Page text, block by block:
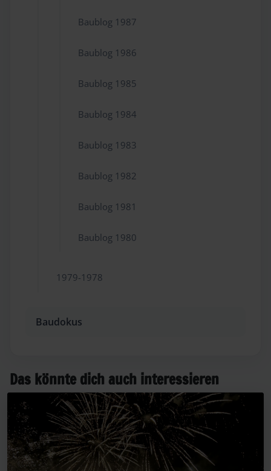
Baublog 1987
Baublog 1986
Baublog 1985
Baublog 1984
Baublog 1983
Baublog 1982
Baublog 1981
Baublog 1980
1979-1978
Baudokus
Das könnte dich auch interessieren